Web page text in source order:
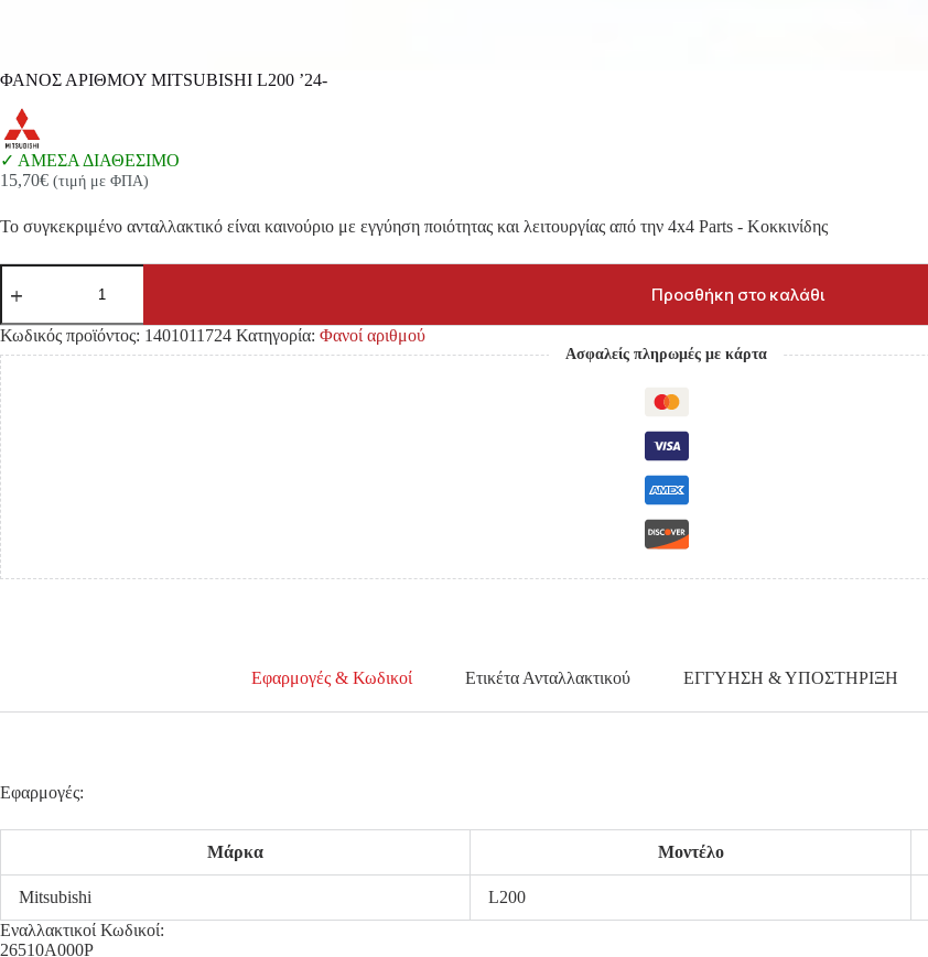
ΦΑΝΟΣ ΑΡΙΘΜΟΥ MITSUBISHI L200 ’24-
ΑΜΕΣΑ ΔΙΑΘΕΣΙΜΟ
15,70€ (τιμή με ΦΠΑ)
Το συγκεκριμένο ανταλλακτικό είναι καινούριο με εγγύηση ποιότητας και λειτουργίας από την 4x4 Parts - Κοκκινίδης
ΦΑΝΟΣ
ΑΡΙΘΜΟΥ
L200
'24-
ποσότητα
Προσθήκη στο καλάθι
Κωδικός προϊόντος: 1401011724 Κατηγορία: Φανοί αριθμού
Ασφαλείς πληρωμές με κάρτα
Εφαρμογές & Κωδικοί Ετικέτα Ανταλλακτικού ΕΓΓΥΗΣΗ & ΥΠΟΣΤΗΡΙΞΗ
Εφαρμογές:
Μάρκα Μοντέλο
Mitsubishi L200
Εναλλακτικοί Κωδικοί:
26510A000P